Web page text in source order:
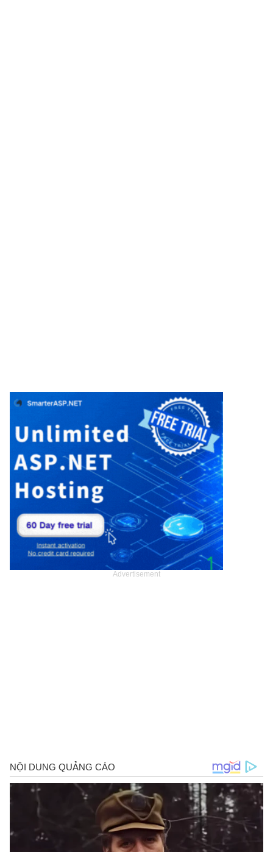
Advertisement